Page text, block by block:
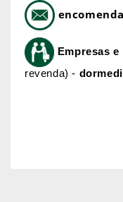
Empresas
revenda) -